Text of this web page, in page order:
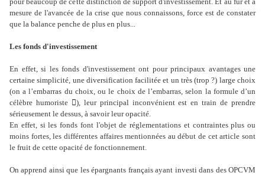
mesure de l'avancée de la crise que nous connaissons, force est de constater
que la balance penche de plus en plus...
Les fonds d'investissement
En effet, si les fonds d'investissement ont pour principaux avantages une
certaine simplicité, une diversification facilitée et un très (trop ?) large choix
(on a l’embarras du choix, ou le choix de l’embarras, selon la formule d’un
célèbre humoriste ), leur principal inconvénient est en train de prendre
sérieusement le dessus, à savoir leur opacité.
En effet, si les fonds font l'objet de réglementations et contraintes plus ou
moins fortes, les différentes affaires mentionnées au début de cet article sont
le fruit de cette opacité de fonctionnement.
On apprend ainsi que les épargnants français ayant investi dans des OPCVM